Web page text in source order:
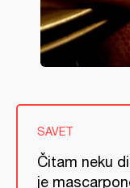
SAVET
Čitam neku
je